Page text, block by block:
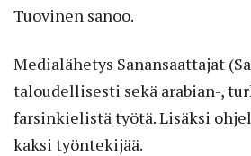
Tuovinen sanoo.
Medialähetys Sanansaattajat
taloudellisesti sekä arabian-,
farsinkielistä työtä. Lisäksi
kaksi työntekijää.